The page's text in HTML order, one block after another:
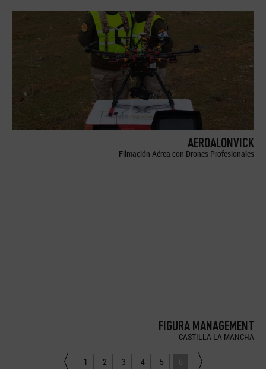
AEROALONVICK
Filmación Aérea con Drones Profesionales
FIGURA MANAGEMENT
CASTILLA LA MANCHA
1 2 3 4 5 6